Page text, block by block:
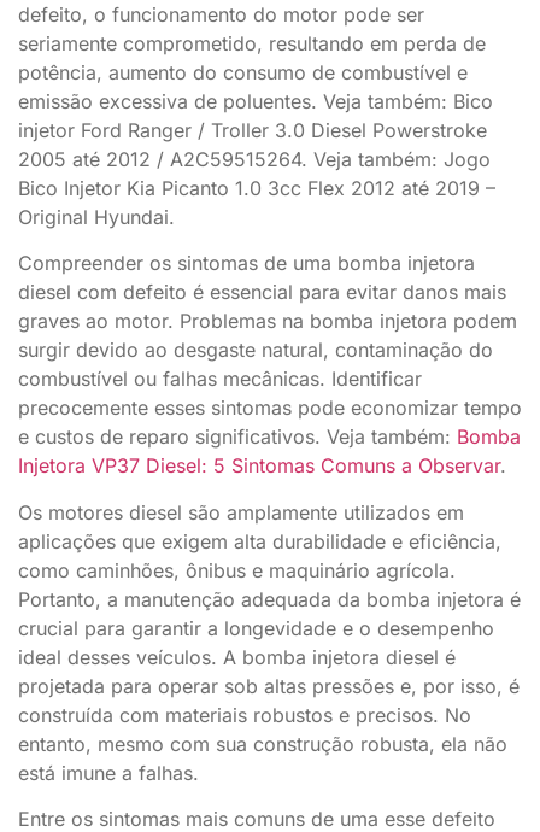
defeito, o funcionamento do motor pode ser
seriamente comprometido, resultando em perda de
potência, aumento do consumo de combustível e
emissão excessiva de poluentes. Veja também: Bico
injetor Ford Ranger / Troller 3.0 Diesel Powerstroke
2005 até 2012 / A2C59515264. Veja também: Jogo
Bico Injetor Kia Picanto 1.0 3cc Flex 2012 até 2019 –
Original Hyundai.
Compreender os sintomas de uma bomba injetora
diesel com defeito é essencial para evitar danos mais
graves ao motor. Problemas na bomba injetora podem
surgir devido ao desgaste natural, contaminação do
combustível ou falhas mecânicas. Identificar
precocemente esses sintomas pode economizar tempo
e custos de reparo significativos. Veja também: Bomba
Injetora VP37 Diesel: 5 Sintomas Comuns a Observar.
Os motores diesel são amplamente utilizados em
aplicações que exigem alta durabilidade e eficiência,
como caminhões, ônibus e maquinário agrícola.
Portanto, a manutenção adequada da bomba injetora é
crucial para garantir a longevidade e o desempenho
ideal desses veículos. A bomba injetora diesel é
projetada para operar sob altas pressões e, por isso, é
construída com materiais robustos e precisos. No
entanto, mesmo com sua construção robusta, ela não
está imune a falhas.
Entre os sintomas mais comuns de uma esse defeito